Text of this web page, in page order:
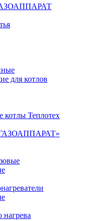
для котлов
котлы Теплотех
нагрева